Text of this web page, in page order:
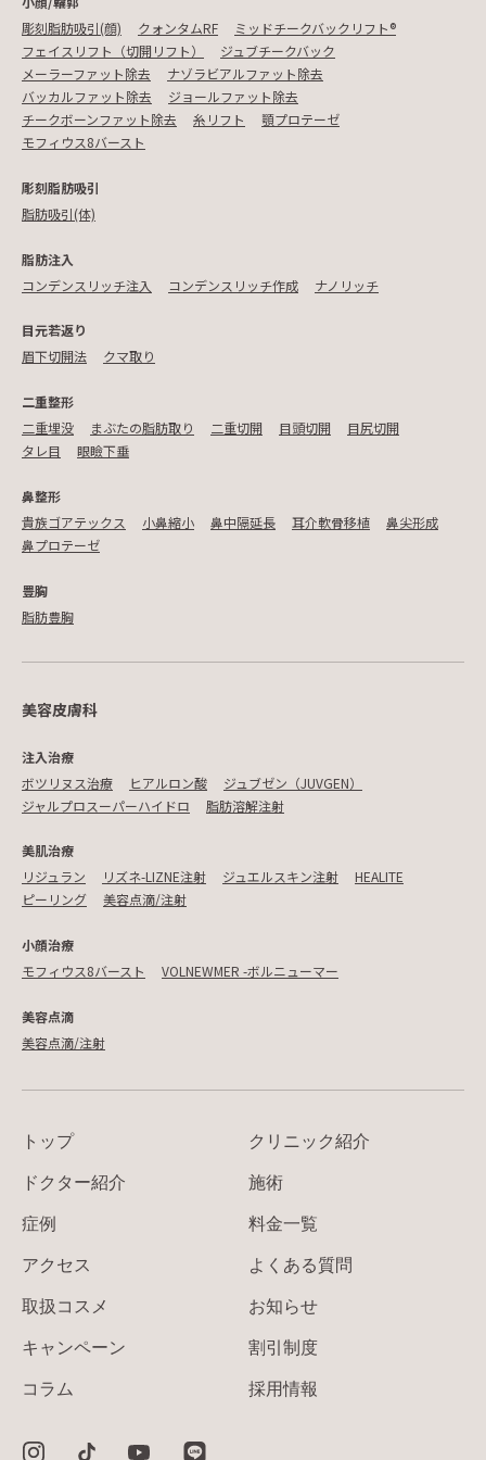
彫刻脂肪吸引(顔)
クォンタムRF
ミッドチークバックリフト®︎
フェイスリフト（切開リフト）
ジュブチークバック
メーラーファット除去
ナゾラビアルファット除去
バッカルファット除去
ジョールファット除去
チークボーンファット除去
糸リフト
顎プロテーゼ
モフィウス8バースト
彫刻脂肪吸引
脂肪吸引(体)
脂肪注入
コンデンスリッチ注入
コンデンスリッチ作成 ナノリッチ
目元若返り
眉下切開法
クマ取り
二重整形
二重埋没
まぶたの脂肪取り 二重切開 目頭切開
目尻切開
タレ目
眼瞼下垂
鼻整形
貴族ゴアテックス
小鼻縮小 鼻中隔延長 耳介軟骨移植
鼻尖形成
鼻プロテーゼ
豊胸
脂肪豊胸
美容皮膚科
注入治療
ボツリヌス治療
ヒアルロン酸
ジュブゼン（JUVGEN）
ジャルプロスーパーハイドロ
脂肪溶解注射
美肌治療
リジュラン
リズネ-LIZNE注射 ジュエルスキン注射
HEALITE
ピーリング
美容点滴/注射
小顔治療
モフィウス8バースト
VOLNEWMER -ボルニューマー
美容点滴
美容点滴/注射
トップ
クリニック紹介
ドクター紹介
施術
症例
料金一覧
アクセス
よくある質問
取扱コスメ
お知らせ
キャンペーン
割引制度
コラム
採用情報